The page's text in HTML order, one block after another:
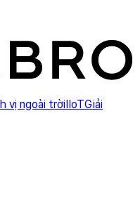
vị ngoài trờiIIoTGiải